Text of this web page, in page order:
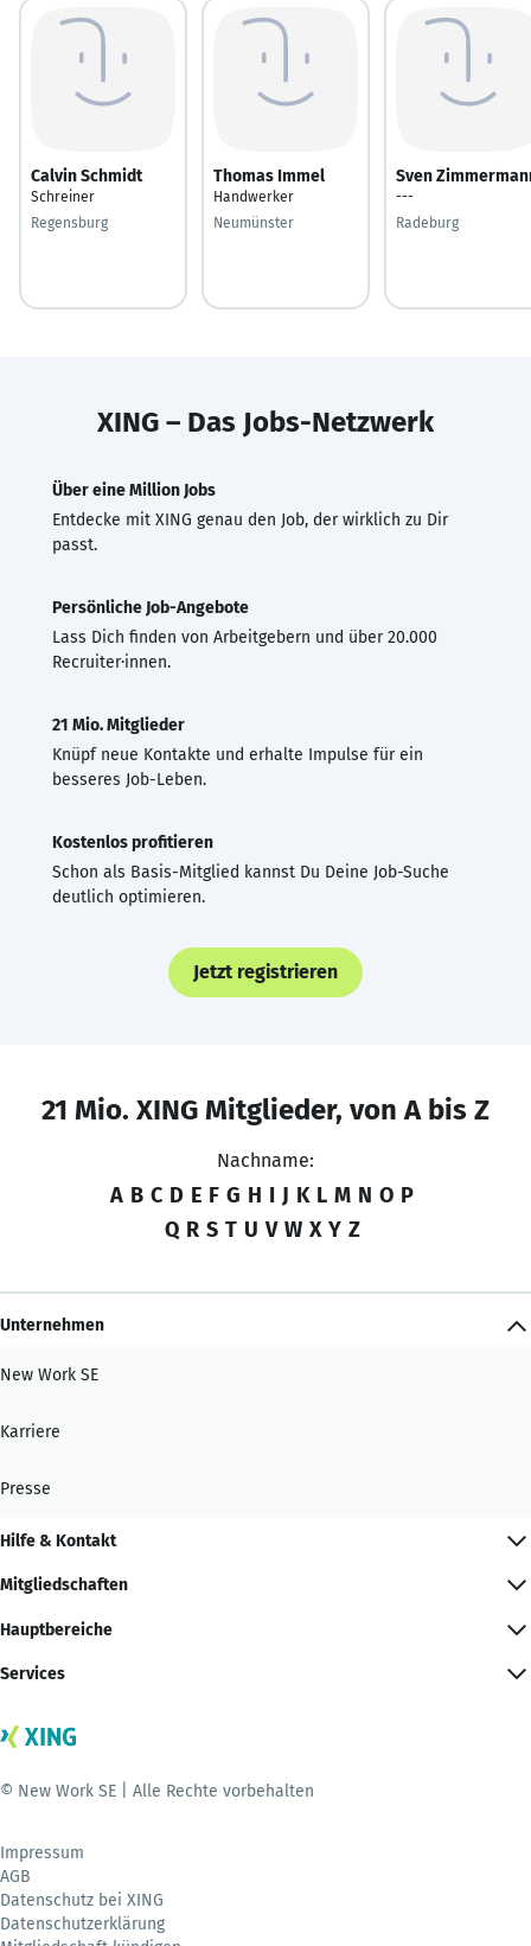
Calvin Schmidt
Schreiner
Regensburg
Thomas Immel
Handwerker
Neumünster
Sven
---
Radeburg
XING – Das Jobs-Netzwerk
Über eine Million Jobs
Entdecke mit XING genau den Job, der wirklich zu Dir
passt.
Persönliche Job-Angebote
Lass Dich finden von Arbeitgebern und über 20.000
Recruiter·innen.
21 Mio. Mitglieder
Knüpf neue Kontakte und erhalte Impulse für ein
besseres Job-Leben.
Kostenlos profitieren
Schon als Basis-Mitglied kannst Du Deine Job-Suche
deutlich optimieren.
Jetzt registrieren
21 Mio. XING Mitglieder, von A bis Z
Nachname:
A B C D E F G H I J K L M N O P
Q R S T U V W X Y Z
Unternehmen
New Work SE
Karriere
Presse
Hilfe & Kontakt
Mitgliedschaften
Hauptbereiche
Services
© New Work SE | Alle Rechte vorbehalten
Impressum
AGB
Datenschutz bei XING
Datenschutzerklärung